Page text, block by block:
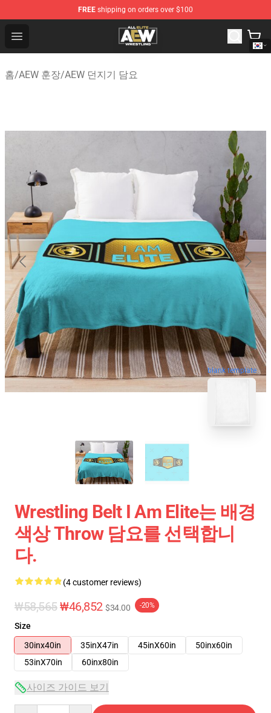
FREE shipping on orders over $100
Open menu
Aew Shop ⚡️ Official Aew Merchandise Store
홈/AEW 훈장/AEW 던지기 담요
blank template
Wrestling Belt I Am Elite는 배경
색상 Throw 담요를 선택합니
다.
(4 customer reviews)
₩58,565₩46,852 $34.00 -20%
Size
30inx40in
35inX47in 45inX60in
50inx60in
53inX70in
60inx80in
사이즈 가이드 보기